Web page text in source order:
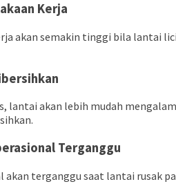
Kerja
akan semakin tinggi bila lantai
lantai akan lebih mudah
Terganggu
terganggu saat lantai rusak